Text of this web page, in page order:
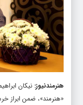
هنرمندنیوز:نیکان
«هنرمند»، ضمن ابراز
ترانه‌سرایان در کشور،